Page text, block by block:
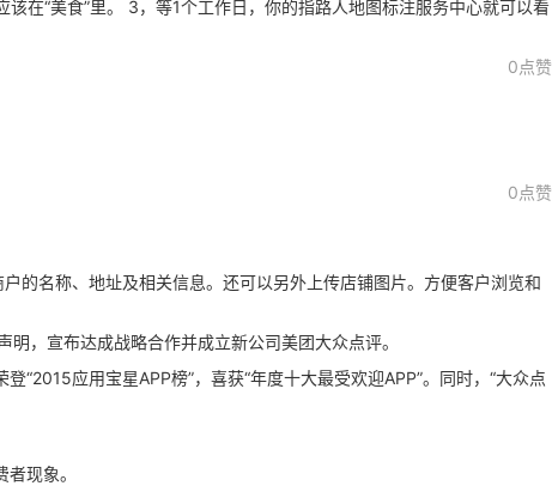
在“美食”里。 3，等1个工作日，你的指路人地图标注服务中心就可以看
0点赞
0点赞
户的名称、地址及相关信息。还可以另外上传店铺图片。方便客户浏览和
，宣布达成战略合作并成立新公司美团大众点评。
“2015应用宝星APP榜”，喜获“年度十大最受欢迎APP”。同时，“大众点
现象。